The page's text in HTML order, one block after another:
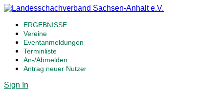
ERGEBNISSE
Vereine
Eventanmeldungen
Terminliste
An-/Abmelden
Antrag neuer Nutzer
Sign In